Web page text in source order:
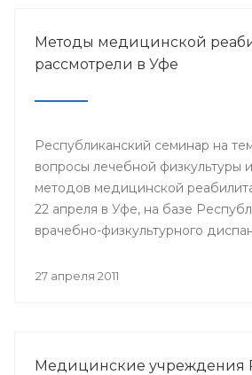
Методы медицинской
рассмотрели в Уфе
Республиканский семинар на
вопросы лечебной физкультуры
методов медицинской
22 апреля в Уфе, на базе
врачебно-физкультурного
27 апреля 2011
Медицинские учреждения